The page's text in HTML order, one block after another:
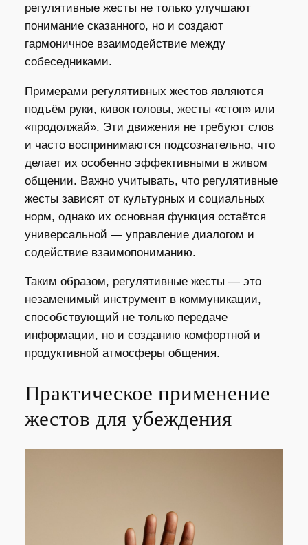
регулятивные жесты не только улучшают
понимание сказанного, но и создают
гармоничное взаимодействие между
собеседниками.
Примерами регулятивных жестов являются
подъём руки, кивок головы, жесты «стоп» или
«продолжай». Эти движения не требуют слов
и часто воспринимаются подсознательно, что
делает их особенно эффективными в живом
общении. Важно учитывать, что регулятивные
жесты зависят от культурных и социальных
норм, однако их основная функция остаётся
универсальной — управление диалогом и
содействие взаимопониманию.
Таким образом, регулятивные жесты — это
незаменимый инструмент в коммуникации,
способствующий не только передаче
информации, но и созданию комфортной и
продуктивной атмосферы общения.
Практическое применение
жестов для убеждения